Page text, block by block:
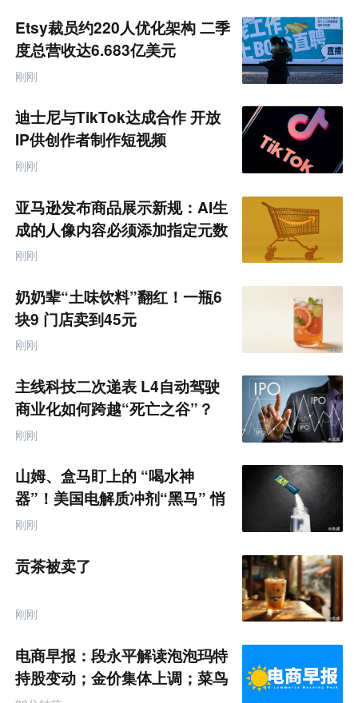
Etsy裁员约220人优化架构 二季
度总营收达6.683亿美元
刚刚
迪士尼与TikTok达成合作 开放
IP供创作者制作短视频
刚刚
亚马逊发布商品展示新规：AI生
成的人像内容必须添加指定元数
据
刚刚
奶奶辈“土味饮料”翻红！一瓶6
块9 门店卖到45元
刚刚
主线科技二次递表 L4自动驾驶
商业化如何跨越“死亡之谷”？
刚刚
山姆、盒马盯上的 “喝水神
器”！美国电解质冲剂“黑马” 悄
悄卖了68亿
刚刚
贡茶被卖了
刚刚
电商早报：段永平解读泡泡玛特
持股变动；金价集体上调；菜鸟